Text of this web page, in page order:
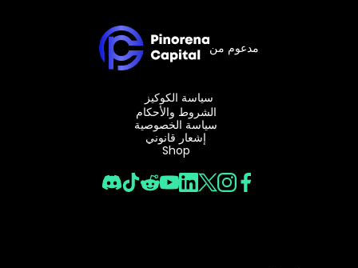
ساعات العطلات في السوق
مدعوم من
سياسة الكوكيز
الشروط والأحكام
سياسة الخصوصية
إشعار قانوني
Shop